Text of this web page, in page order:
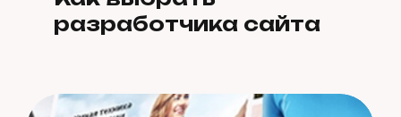
разработчика сайта